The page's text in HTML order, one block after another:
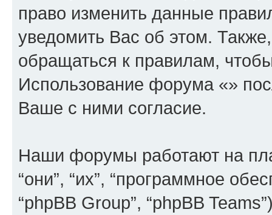
право изменить данные
уведомить Вас об этом.
обращаться к правилам,
Использование форума «»
Ваше с ними согласие.
Наши форумы работают на
“они”, “их”, “программное
“phpBB Group”, “phpBB